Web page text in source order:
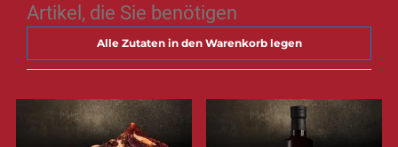
Artikel, die Sie benötigen
Alle Zutaten in den Warenkorb legen